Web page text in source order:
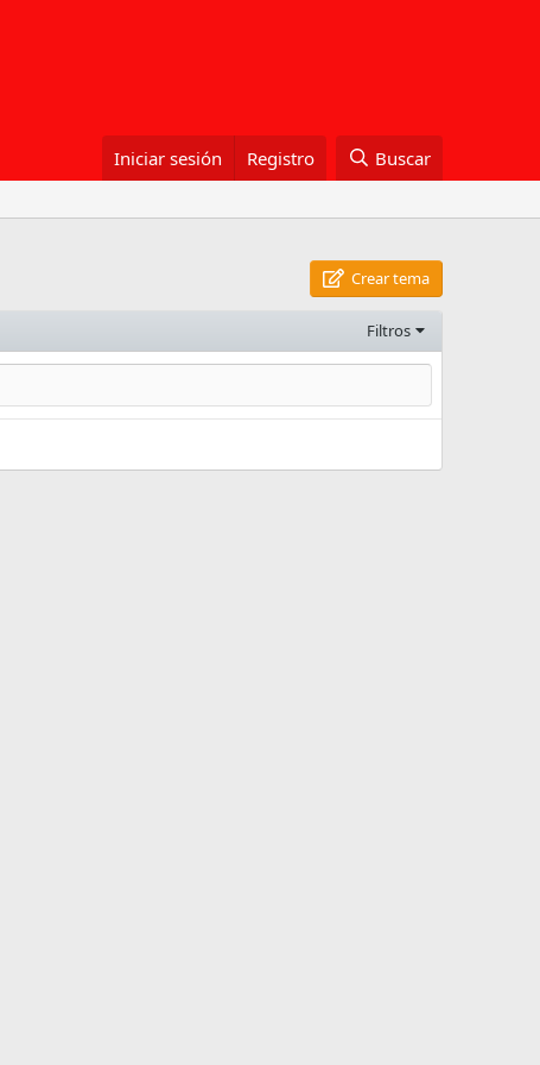
Iniciar sesión Registro Buscar
Crear tema
Filtros